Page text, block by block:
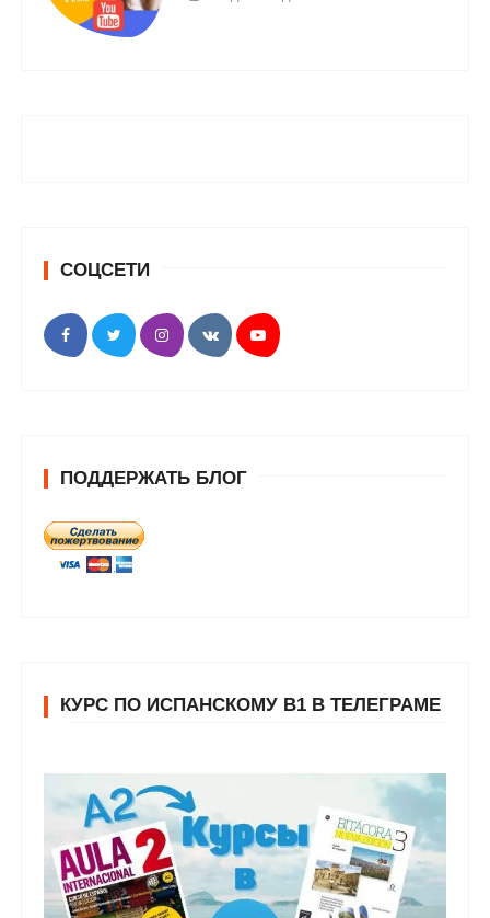
СОЦСЕТИ
ПОДДЕРЖАТЬ БЛОГ
КУРС ПО ИСПАНСКОМУ В1 В ТЕЛЕГРАМЕ